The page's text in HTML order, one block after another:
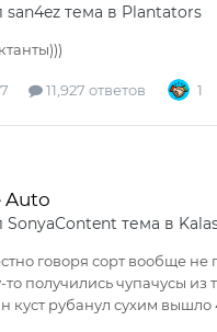
san4ez тема в Plantators
11,927 ответов 1
Auto
SonyaContent тема в
говоря сорт вообще не
получились чупачусы из
куст рубанул сухим вышло